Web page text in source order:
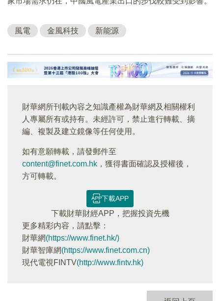
風電 金風科技 新能源
財華網所刊載內容之知識產權為財華網及相關權利
人專屬所有或持有。未經許可，禁止進行轉載、摘
編、複製及建立鏡像等任何使用。
如有意願轉載，請發郵件至
content@finet.com.hk ，獲得書面確認及授權後，
方可轉載。
下載APP
下載財華財經APP，把握投資先機
更多精彩内容，請點擊：
財華網(https://www.finet.hk/)
財華智庫網(https://www.finet.com.cn)
現代電視FINTV(http://www.fintv.hk)